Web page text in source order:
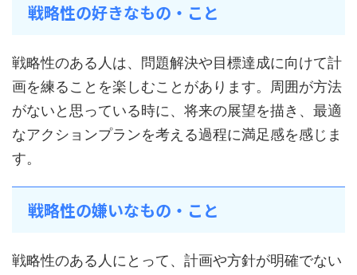
戦略性の好きなもの・こと
戦略性のある人は、問題解決や目標達成に向けて計
画を練ることを楽しむことがあります。周囲が方法
がないと思っている時に、将来の展望を描き、最適
なアクションプランを考える過程に満足感を感じま
す。
戦略性の嫌いなもの・こと
戦略性のある人にとって、計画や方針が明確でない